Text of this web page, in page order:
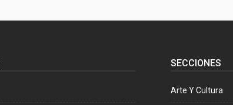
SECCIONES
Arte Y Cultura